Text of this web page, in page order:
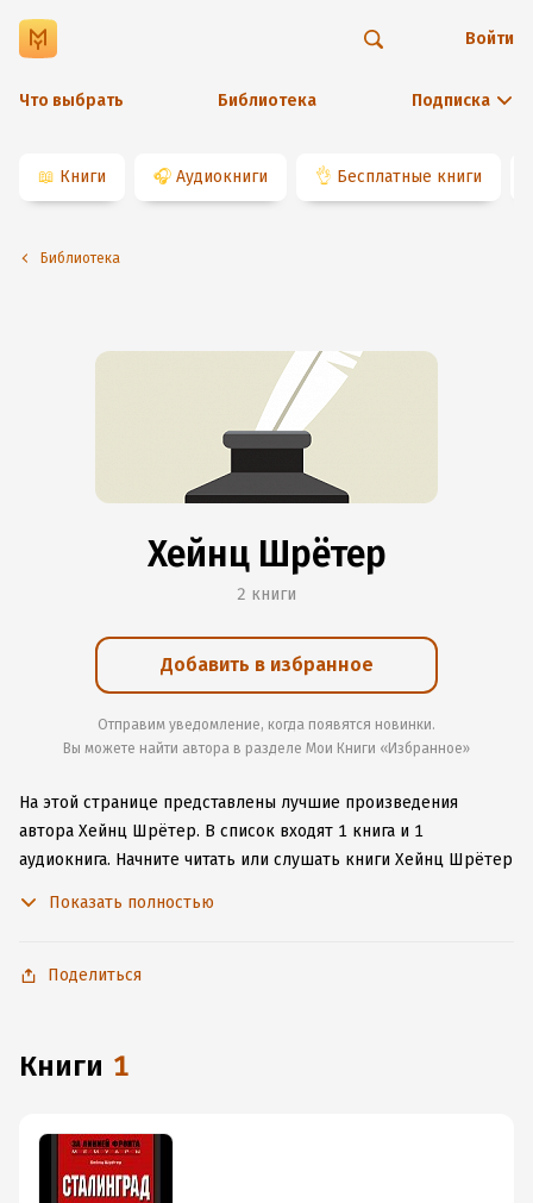
Что выбрать Библиотека Подписка
Войти
📖 Книги 🎧 Аудиокниги 👌 Бесплатные книги
Библиотека
Хейнц Шрётер
2 книги
Добавить в избранное
Отправим уведомление, когда появятся новинки.
Вы можете найти автора в разделе Мои Книги «Избранное»
На этой странице представлены лучшие произведения
автора Хейнц Шрётер. В список входят 1 книга и 1
аудиокнига. Начните читать или слушать книги Хейнц Шрётер
к интернету.
Показать полностью
Поделиться
книги 1